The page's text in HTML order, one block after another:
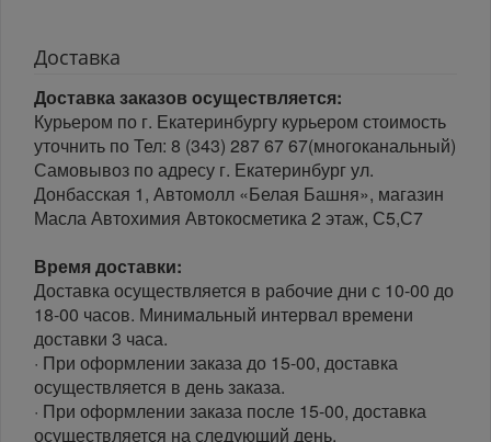
Доставка
Доставка заказов осуществляется:
Курьером по г. Екатеринбургу курьером стоимость
уточнить по Тел: 8 (343) 287 67 67(многоканальный)
Самовывоз по адресу г. Екатеринбург ул.
Донбасская 1, Автомолл «Белая Башня», магазин
Масла Автохимия Автокосметика 2 этаж, С5,С7
Время доставки:
Доставка осуществляется в рабочие дни с 10-00 до
18-00 часов. Минимальный интервал времени
доставки 3 часа.
· При оформлении заказа до 15-00, доставка
осуществляется в день заказа.
· При оформлении заказа после 15-00, доставка
осуществляется на следующий день.